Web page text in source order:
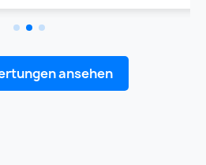
ansehen